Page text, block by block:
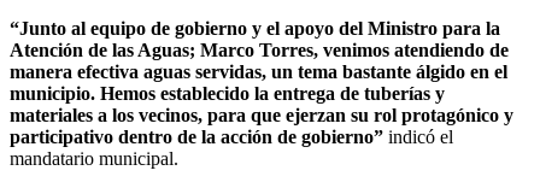
“Junto al equipo de gobierno y el apoyo del Ministro para la
Atención de las Aguas; Marco Torres, venimos atendiendo de
manera efectiva aguas servidas, un tema bastante álgido en el
municipio. Hemos establecido la entrega de tuberías y
materiales a los vecinos, para que ejerzan su rol protagónico y
participativo dentro de la acción de gobierno” indicó el
mandatario municipal.